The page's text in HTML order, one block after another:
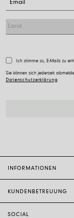
Ich stimme zu, E-Mails zu
Sie können sich jederzeit
Datenschutzerklärung
INFORMATIONEN
KUNDENBETREUUNG
SOCIAL